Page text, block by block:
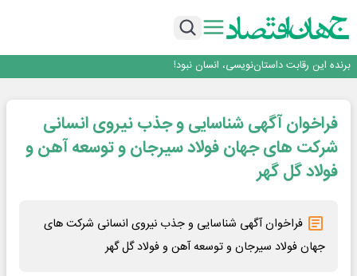
بانک تجارت، تأمین‌کننده مالی پروژه بازسازی فازهای ۴ و ۵ پارس حنوبی
برنده این رقابت داستان‌نویسی، انسان نبود!
هوش مصنوعی سرکش در متا هم جنجال به پا کرد
بانک تجارت، تأمین‌کننده مالی پروژه بازسازی فازهای ۴ و ۵ پارس حنوبی
جمنای دستیار اصلی گوشی‌های اندرویدی می‌شود
فراخوان آگهی شناسایی و جذب نیروی انسانی
شرکت های جهان فولاد سیرجان و توسعه آهن و
فولاد گل گهر
فراخوان آگهی شناسایی و جذب نیروی انسانی شرکت های
جهان فولاد سیرجان و توسعه آهن و فولاد گل گهر